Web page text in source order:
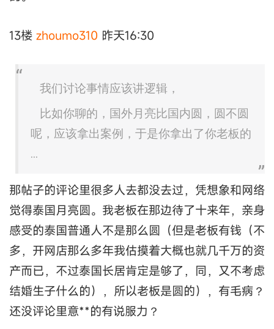
13楼 zhoumo310 昨天16:30
我们讨论事情应该讲逻辑，
比如你聊的，国外月亮比国内圆，圆不圆
呢，应该拿出案例，于是你拿出了你老板的
...
那帖子的评论里很多人去都没去过，凭想象和网络
觉得泰国月亮圆。我老板在那边待了十来年，亲身
感受的泰国普通人不是那么圆（但是老板有钱（不
多，开网店那么多年我估摸着大概也就几千万的资
产而已，不过泰国长居肯定是够了，同，又不考虑
结婚生子什么的），所以老板是圆的），有毛病？
还没评论里意**的有说服力？